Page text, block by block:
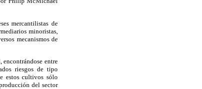
mercantilistas de
minoristas,
mecanismos de
encontrándose entre
riesgos de tipo
estos cultivos sólo
del sector